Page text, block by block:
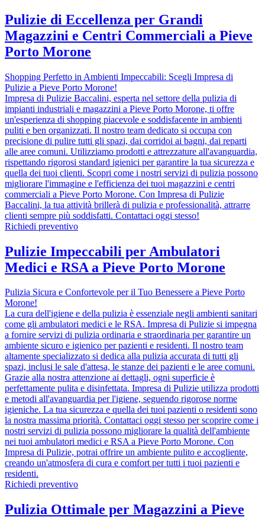
Pulizie di Eccellenza per Grandi
Magazzini e Centri Commerciali a Pieve
Porto Morone
Shopping Perfetto in Ambienti Impeccabili: Scegli Impresa di
Pulizie a Pieve Porto Morone!
Impresa di Pulizie Baccalini, esperta nel settore della pulizia di
impianti industriali e magazzini a Pieve Porto Morone, ti offre
un'esperienza di shopping piacevole e soddisfacente in ambienti
puliti e ben organizzati. Il nostro team dedicato si occupa con
precisione di pulire tutti gli spazi, dai corridoi ai bagni, dai reparti
alle aree comuni. Utilizziamo prodotti e attrezzature all'avanguardia,
rispettando rigorosi standard igienici per garantire la tua sicurezza e
quella dei tuoi clienti. Scopri come i nostri servizi di pulizia possono
migliorare l'immagine e l'efficienza dei tuoi magazzini e centri
commerciali a Pieve Porto Morone. Con Impresa di Pulizie
Baccalini, la tua attività brillerà di pulizia e professionalità, attrarre
clienti sempre più soddisfatti. Contattaci oggi stesso!
Richiedi preventivo
Pulizie Impeccabili per Ambulatori
Medici e RSA a Pieve Porto Morone
Pulizia Sicura e Confortevole per il Tuo Benessere a Pieve Porto
Morone!
La cura dell'igiene e della pulizia è essenziale negli ambienti sanitari
come gli ambulatori medici e le RSA. Impresa di Pulizie si impegna
a fornire servizi di pulizia ordinaria e straordinaria per garantire un
ambiente sicuro e igienico per pazienti e residenti. Il nostro team
altamente specializzato si dedica alla pulizia accurata di tutti gli
spazi, inclusi le sale d'attesa, le stanze dei pazienti e le aree comuni.
Grazie alla nostra attenzione ai dettagli, ogni superficie è
perfettamente pulita e disinfettata. Impresa di Pulizie utilizza prodotti
e metodi all'avanguardia per l'igiene, seguendo rigorose norme
igieniche. La tua sicurezza e quella dei tuoi pazienti o residenti sono
la nostra massima priorità. Contattaci oggi stesso per scoprire come i
nostri servizi di pulizia possono migliorare la qualità dell'ambiente
nei tuoi ambulatori medici e RSA a Pieve Porto Morone. Con
Impresa di Pulizie, potrai offrire un ambiente pulito e accogliente,
creando un'atmosfera di cura e comfort per tutti i tuoi pazienti e
residenti.
Richiedi preventivo
Pulizia Ottimale per Magazzini a Pieve